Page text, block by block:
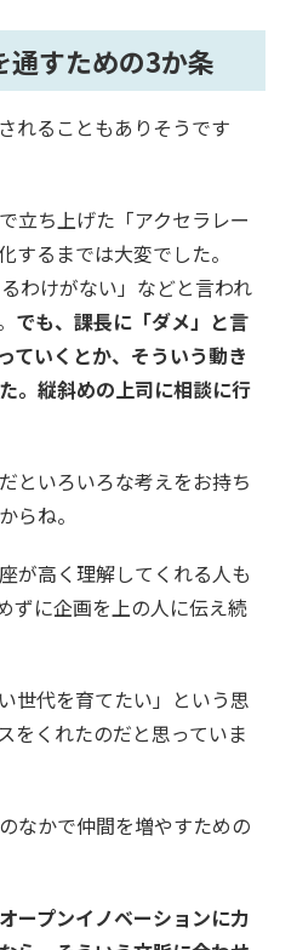
通すための3か条
れることもありそうです
立ち上げた「アクセラレー
するまでは大変でした。
わけがない」などと言われ
でも、課長に「ダメ」と言
ていくとか、そういう動き
。縦斜めの上司に相談に行
といろいろな考えをお持ち
らね。
が高く理解してくれる人も
ずに企画を上の人に伝え続
世代を育てたい」という思
をくれたのだと思っていま
なかで仲間を増やすための
ープンイノベーションに力